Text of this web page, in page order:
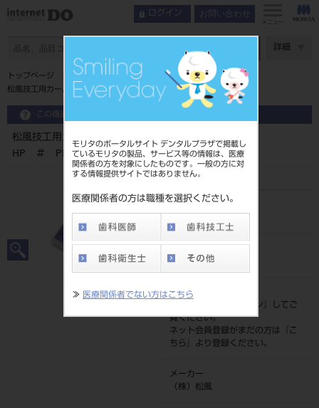
モリタのポータルサイト デンタルプラザで掲載し
ているモリタの製品、サービス等の情報は、医療
関係者の方を対象にしたものです。一般の方に対
する情報提供サイトではありません。
医療関係者の方は職種を選択ください。
≫ 医療関係者でない方はこちら
ログイン お問い合わせ
メニュー
詳細
トップページ
松風技工用カーバイドバー アジャストカーバPB HP ＃ PB14
この商品に関するお問い合わせ
松風技工用カーバイドバー アジャストカーバPB
HP ＃ PB14
4548162178435
標準価格
ログイン
』してご
覧ください。
ネット会員登録がまだの方は『
こ
ちら
』より登録ください。
メーカー
（株）松風